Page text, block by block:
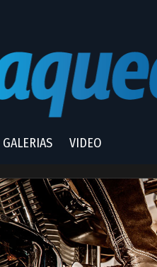
GALERIAS VIDEO